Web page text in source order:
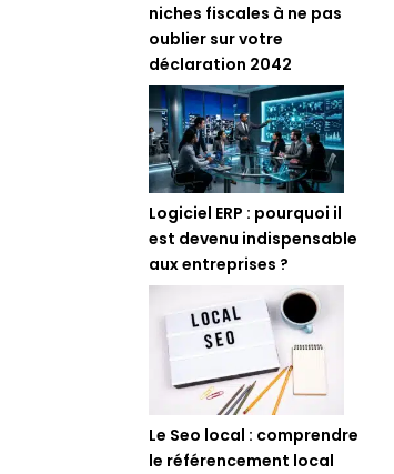
niches fiscales à ne pas
oublier sur votre
déclaration 2042
Logiciel ERP : pourquoi il
est devenu indispensable
aux entreprises ?
Le Seo local : comprendre
le référencement local